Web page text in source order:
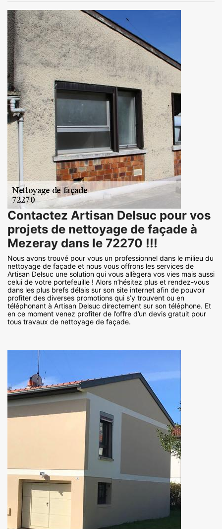
Contactez Artisan Delsuc pour vos
projets de nettoyage de façade à
Mezeray dans le 72270 !!!
Nous avons trouvé pour vous un professionnel dans le milieu du
nettoyage de façade et nous vous offrons les services de
Artisan Delsuc une solution qui vous allègera vos vies mais aussi
celui de votre portefeuille ! Alors n’hésitez plus et rendez-vous
dans les plus brefs délais sur son site internet afin de pouvoir
profiter des diverses promotions qui s’y trouvent ou en
téléphonant à Artisan Delsuc directement sur son téléphone. Et
en ce moment venez profiter de l’offre d’un devis gratuit pour
tous travaux de nettoyage de façade.